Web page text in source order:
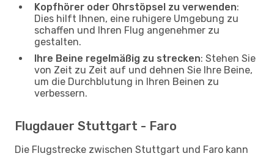
Kopfhörer oder Ohrstöpsel zu verwenden:
Dies hilft Ihnen, eine ruhigere Umgebung zu
schaffen und Ihren Flug angenehmer zu
gestalten.
Ihre Beine regelmäßig zu strecken: Stehen Sie
von Zeit zu Zeit auf und dehnen Sie Ihre Beine,
um die Durchblutung in Ihren Beinen zu
verbessern.
Flugdauer Stuttgart - Faro
Die Flugstrecke zwischen Stuttgart und Faro kann